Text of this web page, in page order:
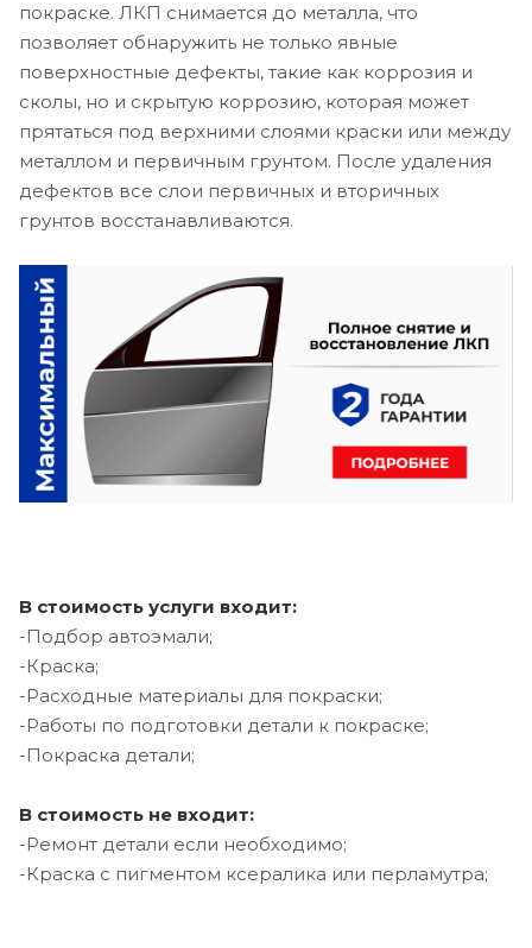
покраске. ЛКП снимается до металла, что
позволяет обнаружить не только явные
поверхностные дефекты, такие как коррозия и
сколы, но и скрытую коррозию, которая может
прятаться под верхними слоями краски или между
металлом и первичным грунтом. После удаления
дефектов все слои первичных и вторичных
грунтов восстанавливаются.
В стоимость услуги входит:
-Подбор автоэмали;
-Краска;
-Расходные материалы для покраски;
-Работы по подготовки детали к покраске;
-Покраска детали;
В стоимость не входит:
-Ремонт детали если необходимо;
-Краска с пигментом ксералика или перламутра;